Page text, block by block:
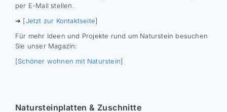
per E-Mail stellen.
➔ [Jetzt zur Kontaktseite]
Für mehr Ideen und Projekte rund um Naturstein besuchen
Sie unser Magazin:
[Schöner wohnen mit Naturstein]
Natursteinplatten & Zuschnitte